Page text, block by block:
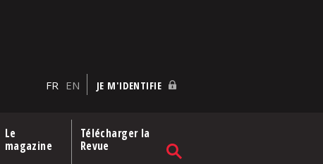
FR EN JE M'IDENTIFIE
Le
magazine
Télécharger la
Revue